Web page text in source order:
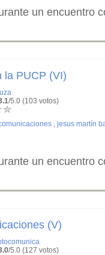
un encuentro
la PUCP (VI)
/5.0 (103 votos)
, jesus martín
un encuentro
(V)
/5.0 (127 votos)